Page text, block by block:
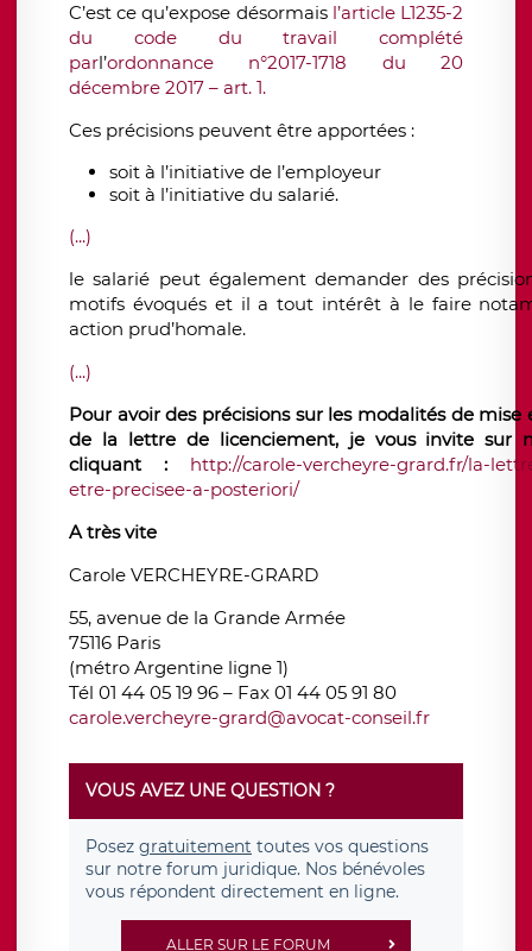
C’est ce qu’expose désormais l’article L1235-2
du code du travail complété
parl’ordonnance n°2017-1718 du 20
décembre 2017 – art. 1.
Ces précisions peuvent être apportées :
soit à l’initiative de l’employeur
soit à l’initiative du salarié.
(...)
le salarié peut également demander des
motifs évoqués etil a tout intérêt à le faire
action prud’homale.
(...)
Pour avoir des précisions sur les modalités de mise
de la lettre de licenciement, je vous invite sur
cliquant : http://carole-vercheyre-grard.fr/la-
etre-precisee-a-posteriori/
A très vite
Carole VERCHEYRE-GRARD
55, avenue de la Grande Armée
75116 Paris
(métro Argentine ligne 1)
Tél 01 44 05 19 96 – Fax 01 44 05 91 80
carole.vercheyre-grard@avocat-conseil.fr
VOUS AVEZ UNE QUESTION ?
Posez gratuitement toutes vos questions
sur notre forum juridique. Nos bénévoles
vous répondent directement en ligne.
ALLER SUR LE FORUM